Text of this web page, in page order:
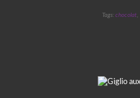
Tags: chocolat,